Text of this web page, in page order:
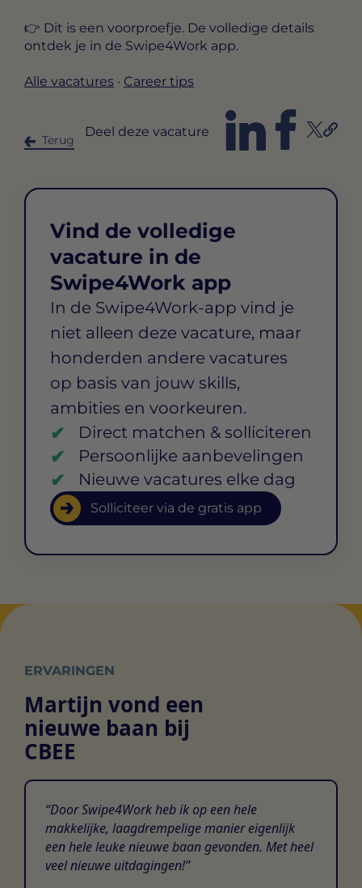
👉 Dit is een voorproefje. De volledige details
ontdek je in de Swipe4Work app.
Alle vacatures · Career tips
Terug
Deel deze vacature
Vind de volledige
vacature in de
Swipe4Work app
In de Swipe4Work-app vind je
niet alleen deze vacature, maar
honderden andere vacatures
op basis van jouw skills,
ambities en voorkeuren.
Direct matchen & solliciteren
Persoonlijke aanbevelingen
Nieuwe vacatures elke dag
Solliciteer via de gratis app
ERVARINGEN
Martijn vond een
nieuwe baan bij
CBEE
Door Swipe4Work heb ik op een hele
makkelijke, laagdrempelige manier eigenlijk
een hele leuke nieuwe baan gevonden. Met heel
veel nieuwe uitdagingen!